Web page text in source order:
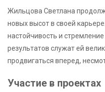
Жильцова Светлана
новых высот в своей
настойчивость и
результатов служат ей
продвигаться вперед,
Участие в проектах